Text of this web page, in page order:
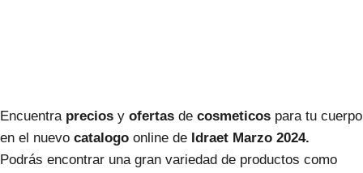
Encuentra precios y ofertas de cosmeticos para tu cuerpo
en el nuevo catalogo online de Idraet Marzo 2024.
Podrás encontrar una gran variedad de productos como